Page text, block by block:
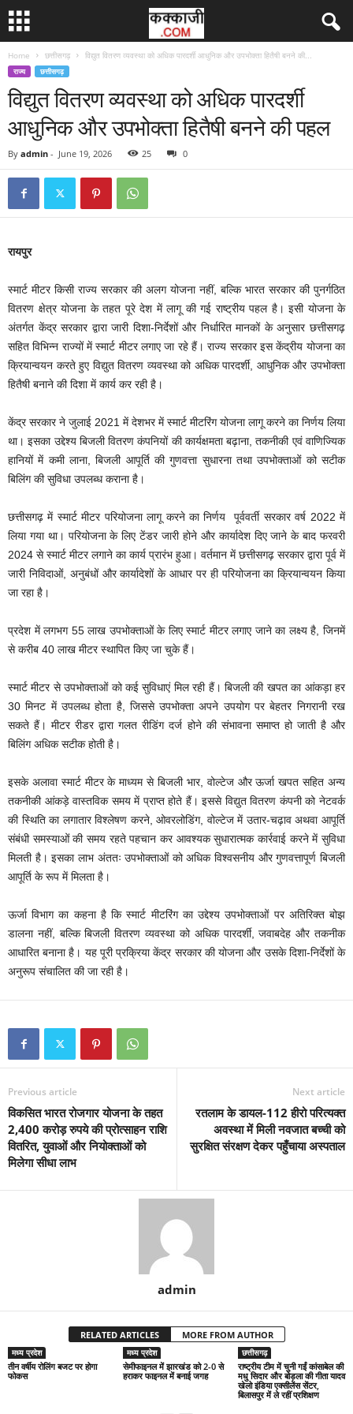
Home छत्तीसगढ़ विद्युत वितरण व्यवस्था को अधिक पारदर्शी आधुनिक और उपभोक्ता हितैषी बनने की...
राज्य छत्तीसगढ़
विद्युत वितरण व्यवस्था को अधिक पारदर्शी
आधुनिक और उपभोक्ता हितैषी बनने की पहल
By admin - June 19, 2026 25 0
रायपुर
स्मार्ट मीटर किसी राज्य सरकार की अलग योजना नहीं, बल्कि भारत सरकार की पुनर्गठित
वितरण क्षेत्र योजना के तहत पूरे देश में लागू की गई राष्ट्रीय पहल है। इसी योजना के
अंतर्गत केंद्र सरकार द्वारा जारी दिशा-निर्देशों और निर्धारित मानकों के अनुसार छत्तीसगढ़
सहित विभिन्न राज्यों में स्मार्ट मीटर लगाए जा रहे हैं। राज्य सरकार इस केंद्रीय योजना का
क्रियान्वयन करते हुए विद्युत वितरण व्यवस्था को अधिक पारदर्शी, आधुनिक और उपभोक्ता
हितैषी बनाने की दिशा में कार्य कर रही है।
केंद्र सरकार ने जुलाई 2021 में देशभर में स्मार्ट मीटरिंग योजना लागू करने का निर्णय लिया
था। इसका उद्देश्य बिजली वितरण कंपनियों की कार्यक्षमता बढ़ाना, तकनीकी एवं वाणिज्यिक
हानियों में कमी लाना, बिजली आपूर्ति की गुणवत्ता सुधारना तथा उपभोक्ताओं को सटीक
बिलिंग की सुविधा उपलब्ध कराना है।
छत्तीसगढ़ में स्मार्ट मीटर परियोजना लागू करने का निर्णय पूर्ववर्ती सरकार वर्ष 2022 में
लिया गया था। परियोजना के लिए टेंडर जारी होने और कार्यादेश दिए जाने के बाद फरवरी
2024 से स्मार्ट मीटर लगाने का कार्य प्रारंभ हुआ। वर्तमान में छत्तीसगढ़ सरकार द्वारा पूर्व में
जारी निविदाओं, अनुबंधों और कार्यादेशों के आधार पर ही परियोजना का क्रियान्वयन किया
जा रहा है।
प्रदेश में लगभग 55 लाख उपभोक्ताओं के लिए स्मार्ट मीटर लगाए जाने का लक्ष्य है, जिनमें
से करीब 40 लाख मीटर स्थापित किए जा चुके हैं।
स्मार्ट मीटर से उपभोक्ताओं को कई सुविधाएं मिल रही हैं। बिजली की खपत का आंकड़ा हर
30 मिनट में उपलब्ध होता है, जिससे उपभोक्ता अपने उपयोग पर बेहतर निगरानी रख
सकते हैं। मीटर रीडर द्वारा गलत रीडिंग दर्ज होने की संभावना समाप्त हो जाती है और
बिलिंग अधिक सटीक होती है।
इसके अलावा स्मार्ट मीटर के माध्यम से बिजली भार, वोल्टेज और ऊर्जा खपत सहित अन्य
तकनीकी आंकड़े वास्तविक समय में प्राप्त होते हैं। इससे विद्युत वितरण कंपनी को नेटवर्क
की स्थिति का लगातार विश्लेषण करने, ओवरलोडिंग, वोल्टेज में उतार-चढ़ाव अथवा आपूर्ति
संबंधी समस्याओं की समय रहते पहचान कर आवश्यक सुधारात्मक कार्रवाई करने में सुविधा
मिलती है। इसका लाभ अंततः उपभोक्ताओं को अधिक विश्वसनीय और गुणवत्तापूर्ण बिजली
आपूर्ति के रूप में मिलता है।
ऊर्जा विभाग का कहना है कि स्मार्ट मीटरिंग का उद्देश्य उपभोक्ताओं पर अतिरिक्त बोझ
डालना नहीं, बल्कि बिजली वितरण व्यवस्था को अधिक पारदर्शी, जवाबदेह और तकनीक
आधारित बनाना है। यह पूरी प्रक्रिया केंद्र सरकार की योजना और उसके दिशा-निर्देशों के
अनुरूप संचालित की जा रही है।
Previous article
विकसित भारत रोजगार योजना के तहत
2,400 करोड़ रुपये की प्रोत्साहन राशि
वितरित, युवाओं और नियोक्ताओं को
मिलेगा सीधा लाभ
Next article
रतलाम के डायल-112 हीरो परित्यक्त
अवस्था में मिली नवजात बच्ची को
सुरक्षित संरक्षण देकर पहुँचाया अस्पताल
admin
RELATED ARTICLES MORE FROM AUTHOR
मध्य प्रदेश
तीन वर्षीय रोलिंग बजट पर होगा
फोकस
मध्य प्रदेश
सेमीफाइनल में झारखंड को 2-0 से
हराकर फाइनल में बनाई जगह
छत्तीसगढ़
राष्ट्रीय टीम में चुनी गईं कांसाबेल की
मधु सिदार और बोड़ला की गीता यादव
खेलो इंडिया एक्सीलेंस सेंटर,
बिलासपुर में ले रहीं प्रशिक्षण